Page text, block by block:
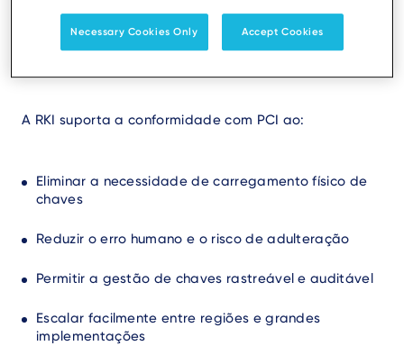
Remote Key Injection (RKI)fornece chaves
criptográficas de forma segura para terminais de
A RKI suporta a conformidade com PCI ao:
Eliminar a necessidade de carregamento físico de
chaves
Reduzir o erro humano e o risco de adulteração
Permitir a gestão de chaves rastreável e auditável
Escalar facilmente entre regiões e grandes
implementações
Necessary Cookies Only Accept Cookies